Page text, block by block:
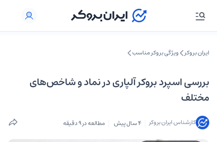
ایران بروکر ویژگی بروکر مناسب
بررسی اسپرد بروکر آلپاری در نماد و شاخص‌های
مختلف
کارشناس ایران بروکر 4 سال پیش مطالعه در 9 دقیقه